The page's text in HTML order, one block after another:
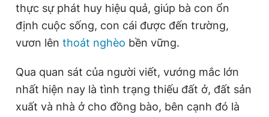
Theo dõi báo trên
0906 645 777
Liên hệ quảng cáo
0908 780 404
Đặt báo Quảng cáo RSS Tòa soạn Chính sách bảo
thực sự phát huy hiệu quả, giúp bà con ổn
định cuộc sống, con cái được đến trường,
vươn lên thoát nghèo bền vững.
Qua quan sát của người viết, vướng mắc lớn
nhất hiện nay là tình trạng thiếu đất ở, đất sản
xuất và nhà ở cho đồng bào, bên cạnh đó là